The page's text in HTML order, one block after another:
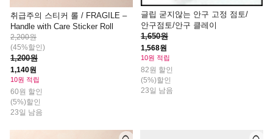
취급주의 스티커 롤 / FRAGILE –
Handle with Care Sticker Roll
2,200원
(45%할인)
1,200원
1,140원
10원 적립
60원 할인
(5%)할인
23일 남음
글립 굳지않는 안구 고정 점토/
안구점토/안구 클레이
1,650원
1,568원
10원 적립
82원 할인
(5%)할인
23일 남음